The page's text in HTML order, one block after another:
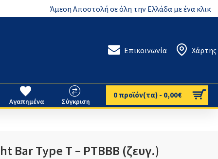
Άμεση Αποστολή σε όλη την Ελλάδα με ένα κλικ
Επικοινωνία Χάρτης
Αγαπημένα Σύγκριση
0 προϊόν(τα) - 0,00€
Bar Type T – PTBBB (ζευγ.)